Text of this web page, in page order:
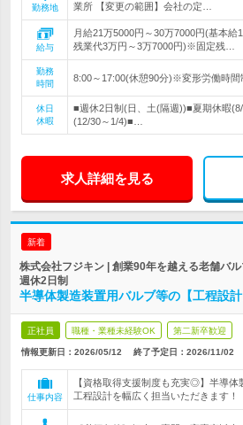
勤務地
業所 【変更の範囲】会社の定…
給与
月給21万5000円～30万7000円(基本給
残業代3万円～3万7000円)※固定残…
勤務
時間
8:00～17:00(休憩90分)※変形労働時間
休日
休暇
■週休2日制(日、土(隔週))■夏期休暇
(12/30～1/4)■…
求人詳細を見る
新着
株式会社フジキン | 創業90年を越える老舗バ
週休2日制
半導体製造装置用バルブ等の【工程設
正社員 職種・業種未経験OK 第二新卒歓迎
情報更新日：2026/05/12 終了予定日： 2026/11/02
仕事内容
【資格取得支援制度も充実◎】半導体
工程設計を幅広く担当いただきます！